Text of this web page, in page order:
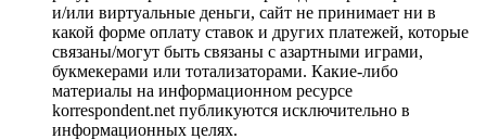
и/или виртуальные деньги, сайт не принимает ни в
какой форме оплату ставок и других платежей, которые
связаны/могут быть связаны с азартными играми,
букмекерами или тотализаторами. Какие-либо
материалы на информационном ресурсе
korrespondent.net публикуются исключительно в
информационных целях.